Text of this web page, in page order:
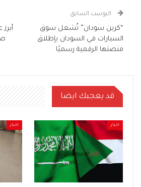
البوست السابق
“كرين سودان” تُشعل سوق
السيارات في السودان بإطلاق
منصتها الرقمية رسميًا
قد يعجبك ايضا
اخبار اخبار